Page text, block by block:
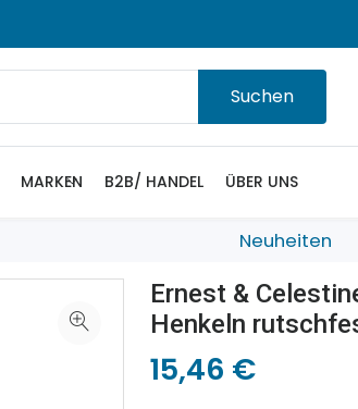
Suchen
MARKEN B2B/ HANDEL ÜBER UNS
Neuheiten
Ernest &
Henkeln
15,46 €